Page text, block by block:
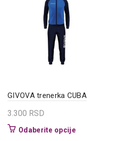
GIVOVA trenerka CUBA
3.300 RSD
Odaberite opcijeOvaj